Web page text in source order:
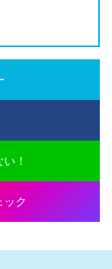
！
ック